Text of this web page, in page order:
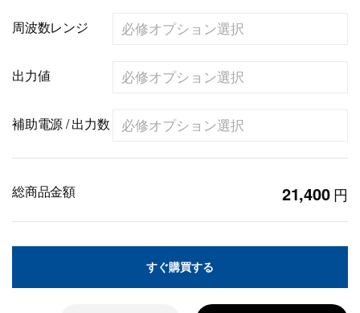
周波数レンジ
出力値
補助電源 / 出力数
総商品金額 21,400 円
すぐ購買する